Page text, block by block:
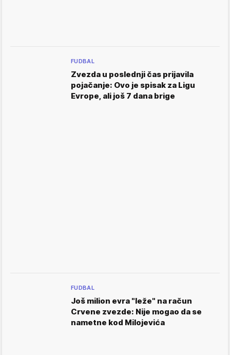
FUDBAL
Zvezda u poslednji čas prijavila
pojačanje: Ovo je spisak za Ligu
Evrope, ali još 7 dana brige
FUDBAL
Još milion evra "leže" na račun
Crvene zvezde: Nije mogao da se
nametne kod Milojevića